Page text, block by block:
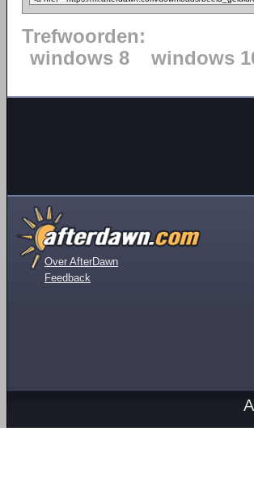
Trefwoorden:
windows 8
windows
Over AfterDawn
Feedback